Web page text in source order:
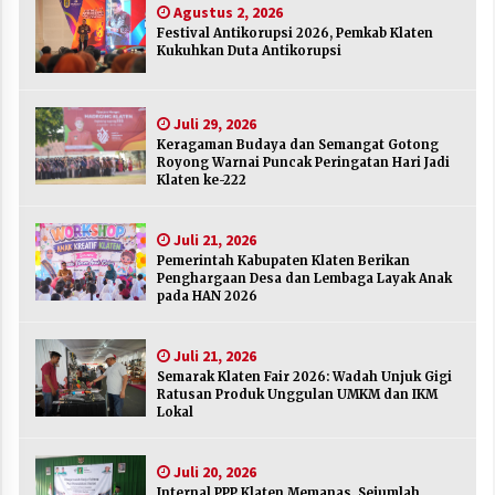
Agustus 2, 2026
Juli 29, 2026
Pemerintah Kabupaten Klaten Berikan
Juli 21, 2026
Semarak Klaten Fair 2026: Wadah Unjuk Gigi
Ratusan Produk Unggulan UMKM dan IKM
Internal PPP Klaten Memanas, Sejumlah Ketua
PAC Nyatakan Mundur Massal
Merayakan Sekolah sebagai Rumah Kedua
Agustus 2, 2026
Festival Antikorupsi 2026, Pemkab Klaten
Kukuhkan Duta Antikorupsi
Juli 29, 2026
Keragaman Budaya dan Semangat Gotong
Royong Warnai Puncak Peringatan Hari Jadi
Klaten ke-222
Juli 21, 2026
Pemerintah Kabupaten Klaten Berikan
Penghargaan Desa dan Lembaga Layak Anak
pada HAN 2026
Juli 21, 2026
Semarak Klaten Fair 2026: Wadah Unjuk Gigi
Ratusan Produk Unggulan UMKM dan IKM
Lokal
Juli 20, 2026